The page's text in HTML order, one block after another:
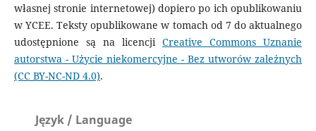
własnej stronie internetowej) dopiero po ich opublikowaniu
w YCEE. Teksty opublikowane w tomach od 7 do aktualnego
udostępnione są na licencjiCreative Commons Uznanie
autorstwa - Użycie niekomercyjne - Bez utworów zależnych
(CC BY-NC-ND 4.0).
Język / Language